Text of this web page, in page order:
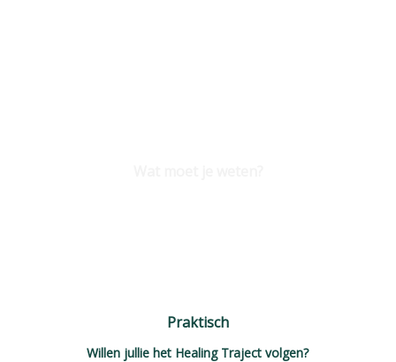
Praktisch
Willen jullie het Healing Traject volgen?